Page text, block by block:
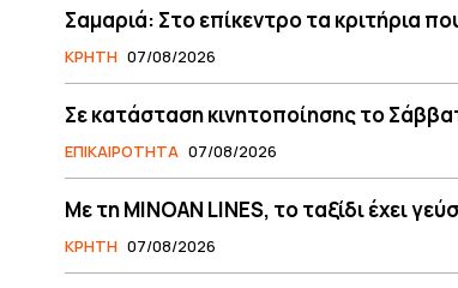
Σαμαριά: Στο επίκεντρο τα κριτήρια
ΚΡΗΤΗ 07/08/2026
Σε κατάσταση κινητοποίησης το
ΕΠΙΚΑΙΡΟΤΗΤΑ 07/08/2026
Με τη MINOAN LINES, το ταξίδι έχει
ΚΡΗΤΗ 07/08/2026